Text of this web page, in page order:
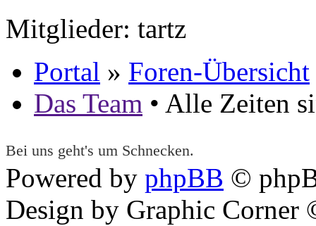
Mitglieder: tartz
Portal » Foren-Übersicht
Das Team • Alle Zeiten
Bei uns geht's um Schnecken.
Powered by phpBB ©
Design by Graphic Corner